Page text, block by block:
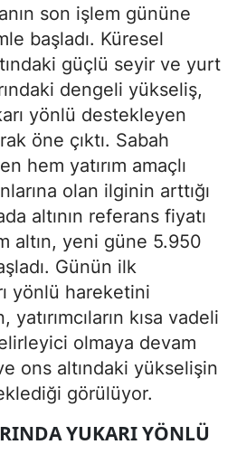
son işlem gününe
başladı. Küresel
güçlü seyir ve yurt
dengeli yükseliş,
yönlü destekleyen
öne çıktı. Sabah
hem yatırım amaçlı
olan ilginin arttığı
altının referans fiyatı
altın, yeni güne 5.950
Günün ilk
yönlü hareketini
kısa vadeli
olmaya devam
ons altındaki yükselişin
görülüyor.
YUKARI YÖNLÜ